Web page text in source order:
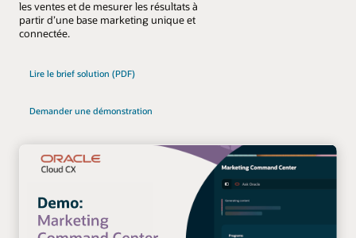
les ventes et de mesurer les résultats à
partir d’une base marketing unique et
connectée.
Lire le brief solution (PDF)
Demander une démonstration